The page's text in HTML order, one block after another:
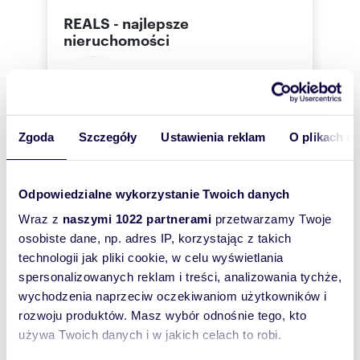
Zgoda Szczegóły Ustawienia reklam O plikach
Odpowiedzialne wykorzystanie Twoich danych
Wraz z naszymi 1022 partnerami przetwarzamy Twoje
osobiste dane, np. adres IP, korzystając z takich
technologii jak pliki cookie, w celu wyświetlania
spersonalizowanych reklam i treści, analizowania tychże,
wychodzenia naprzeciw oczekiwaniom użytkowników i
rozwoju produktów. Masz wybór odnośnie tego, kto
używa Twoich danych i w jakich celach to robi.
REALS - najlepsze
nieruchomości
REALS - najlepsze nieruchomości
733 99 Pokaż telefon
Zostaw telefon, oddzwonimy
bezpłatnie
Zatwierdź